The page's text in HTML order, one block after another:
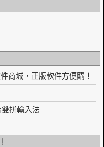
商城，正版軟件方便購！
拼輸入法